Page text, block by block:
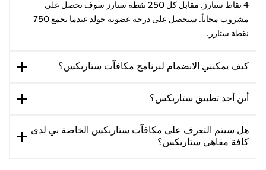
4 نقاط ستارز. مقابل كل 250 نقطة ستارز سوف تحصل على
مشروب مجاناً. ستحصل على درجة عضوية جولد عندما تجمع 750
نقطة ستارز.
كيف يمكنني الانضمام لبرنامج مكافآت ستاربكس؟
أين أجد تطبيق ستاربكس؟
هل سيتم التعرف على مكافآت ستاربكس الخاصة بي لدى
كافة مقاهي ستاربكس؟